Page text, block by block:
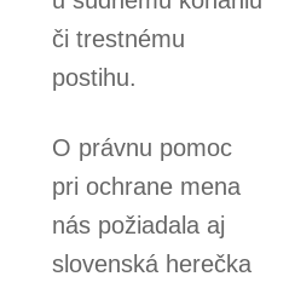
či trestnému
postihu.
O právnu pomoc
pri ochrane mena
nás požiadala aj
slovenská herečka